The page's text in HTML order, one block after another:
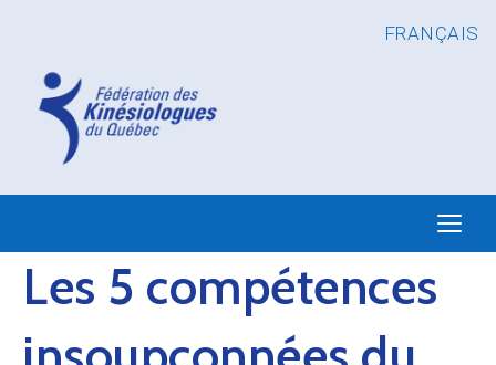
FRANÇAIS
Les 5 compétences